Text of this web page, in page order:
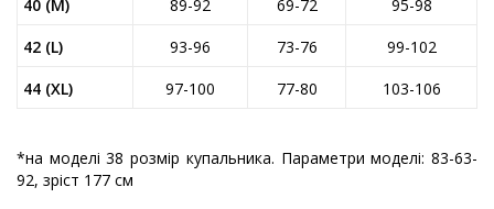
40 (M)
89-92 69-72
95-98
42 (L)
93-96 73-76
99-102
44 (XL)
97-100 77-80 103-106
*на моделі 38 розмір купальника. Параметри моделі: 83-63-
92, зріст 177 см